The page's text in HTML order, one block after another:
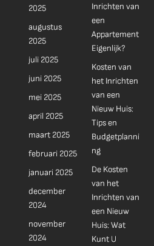
2025
augustus
2025
juli 2025
juni 2025
mei 2025
april 2025
maart 2025
februari 2025
januari 2025
december
2024
november
2024
Inrichten van
een
Appartement
Eigenlijk?
Kosten van
het Inrichten
van een
Nieuw Huis:
Tips en
Budgetplanni
ng
De Kosten
van het
Inrichten van
een Nieuw
Huis: Wat
Kunt U